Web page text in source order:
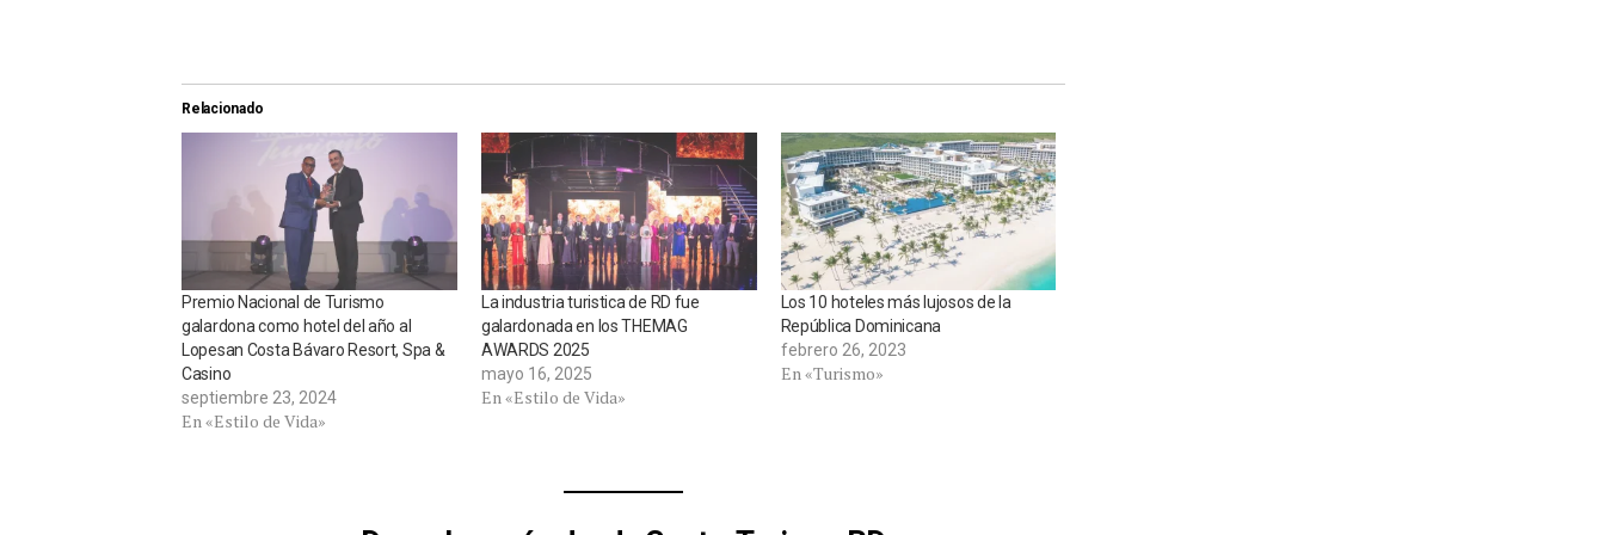
Relacionado
Premio Nacional de Turismo
galardona como hotel del año al
Lopesan Costa Bávaro Resort, Spa &
Casino
septiembre 23, 2024
En «Estilo de Vida»
La industria turistica de RD fue
galardonada en los THEMAG
AWARDS 2025
mayo 16, 2025
En «Estilo de Vida»
Los 10 hoteles más lujosos de la
República Dominicana
febrero 26, 2023
En «Turismo»